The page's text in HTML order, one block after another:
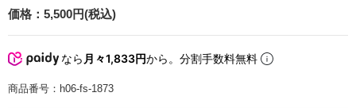
価格： 5,500円(税込)
なら 月々1,833円から。分割手数料無料
商品番号： h06-fs-1873